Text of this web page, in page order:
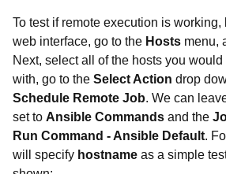
To test if remote execution is
web interface, go to the Hosts menu,
Next, select all of the hosts you
with, go to the Select Action drop
Schedule Remote Job. We can
set to Ansible Commands and the
Run Command - Ansible Default.
will specify hostname as a simple